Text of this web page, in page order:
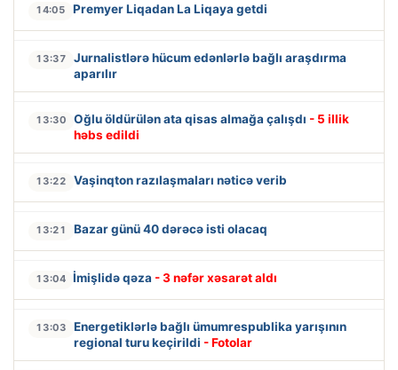
14:05 Premyer Liqadan La Liqaya getdi
13:37
Jurnalistlərə hücum edənlərlə bağlı araşdırma
aparılır
13:30 Oğlu öldürülən ata qisas almağa çalışdı - 5 illik
həbs edildi
13:22 Vaşinqton razılaşmaları nəticə verib
13:21 Bazar günü 40 dərəcə isti olacaq
13:04 İmişlidə qəza - 3 nəfər xəsarət aldı
13:03
Energetiklərlə bağlı ümumrespublika yarışının
regional turu keçirildi - Fotolar